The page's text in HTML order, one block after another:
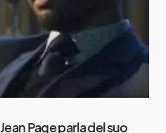
Page parla del suo